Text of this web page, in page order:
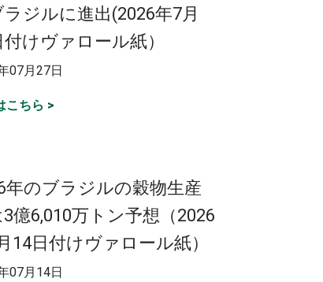
ジルに進出(2026年7月
付けヴァロール紙）
07月27日
こちら >
年のブラジルの穀物生産
億6,010万トン予想（2026
14日付けヴァロール紙）
07月14日